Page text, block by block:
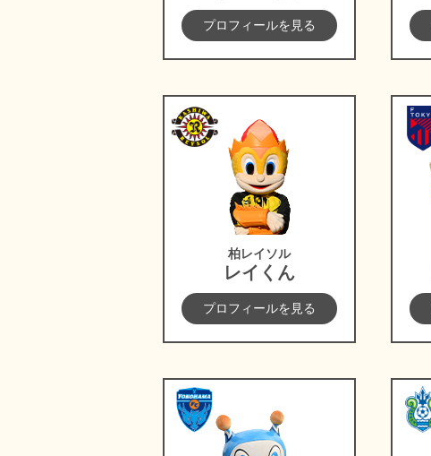
プロフィールを見る
柏レイソル
柏レイソル
レイくん
プロフィールを見る